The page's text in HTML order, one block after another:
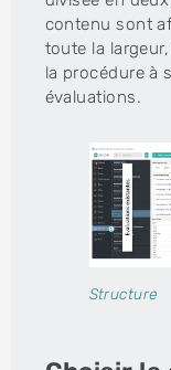
contenu sont
toute la
la procédure à
évaluations.
Structure